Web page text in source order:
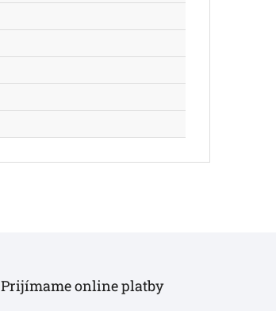
Prijímame online platby